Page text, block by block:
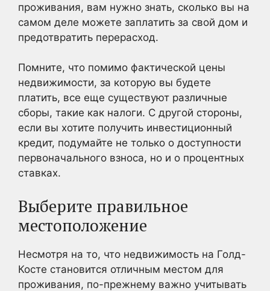
проживания, вам нужно знать, сколько вы на
самом деле можете заплатить за свой дом и
предотвратить перерасход.
Помните, что помимо фактической цены
недвижимости, за которую вы будете
платить, все еще существуют различные
сборы, такие как налоги. С другой стороны,
если вы хотите получить инвестиционный
кредит, подумайте не только о доступности
первоначального взноса, но и о процентных
ставках.
Выберите правильное
местоположение
Несмотря на то, что недвижимость на Голд-
Косте становится отличным местом для
проживания, по-прежнему важно учитывать